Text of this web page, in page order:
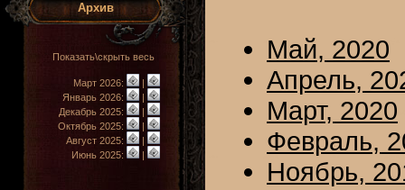
Архив
Показать\скрыть весь
Март 2026:
|
Январь 2026:
|
Декабрь 2025:
|
Октябрь 2025:
|
Август 2025:
|
Июнь 2025:
|
Май, 2020
Апрель,
Март, 2020
Февраль,
Ноябрь,